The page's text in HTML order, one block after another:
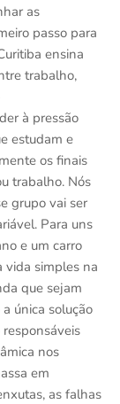
as
passo para
ensina
trabalho,
à pressão
estudam e
os finais
trabalho. Nós
grupo vai ser
Para uns
e um carro
vida simples na
que sejam
única solução
nos
em
as falhas